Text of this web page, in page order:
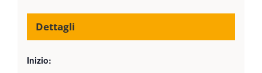
Dettagli
Inizio: